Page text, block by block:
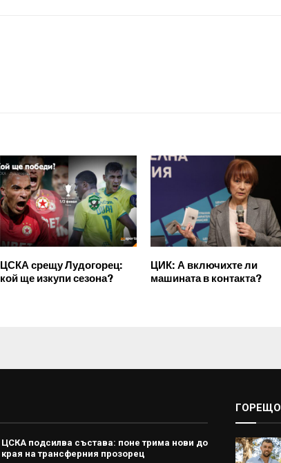
ЦСКА срещу Лудогорец:
кой ще изкупи сезона?
ЦИК: А включихте ли
машината в контакта?
ЦСКА подсилва състава: поне трима нови до
края на трансферния прозорец
ГОРЕЩО